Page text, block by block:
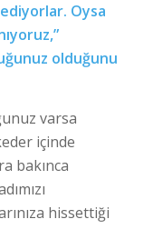
Oysa
olduğunu
varsa
içinde
bakınca
hissettiği